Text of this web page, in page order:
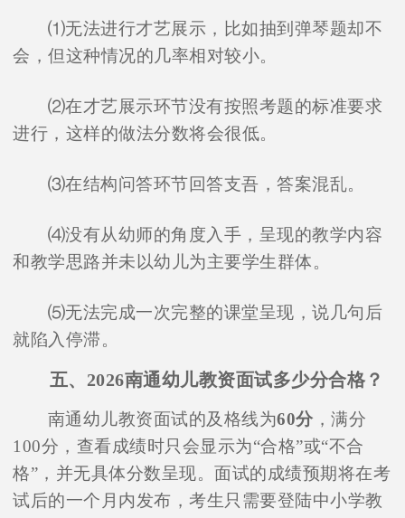
⑴无法进行才艺展示，比如抽到弹琴题却不
会，但这种情况的几率相对较小。
⑵在才艺展示环节没有按照考题的标准要求
进行，这样的做法分数将会很低。
⑶在结构问答环节回答支吾，答案混乱。
⑷没有从幼师的角度入手，呈现的教学内容
和教学思路并未以幼儿为主要学生群体。
⑸无法完成一次完整的课堂呈现，说几句后
就陷入停滞。
五、2026南通幼儿教资面试多少分合格？
南通幼儿教资面试的及格线为60分，满分
100分，查看成绩时只会显示为“合格”或“不合
格”，并无具体分数呈现。面试的成绩预期将在考
试后的一个月内发布，考生只需要登陆中小学教